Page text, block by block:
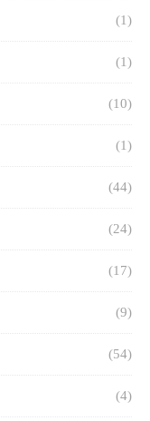
(1)
(1)
(10)
(1)
(44)
(24)
(17)
(9)
(54)
(4)